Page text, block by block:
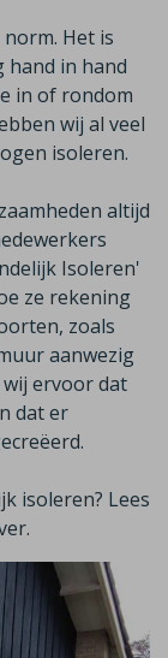
Het is
hand in hand
in of rondom
wij al veel
isoleren.
altijd
Isoleren'
ze rekening
zoals
aanwezig
ervoor dat
dat er
isoleren? Lees